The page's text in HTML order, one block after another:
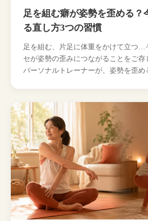
足を組む癖が姿勢を歪める？
る直し方3つの習慣
足を組む、片足に体重をかけて立つ…
セが姿勢の歪みにつながることをご
パーソナルトレーナーが、姿勢を歪め